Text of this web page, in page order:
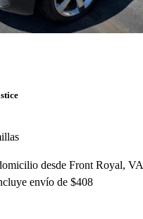
desde Front Royal, VA
envío de $408